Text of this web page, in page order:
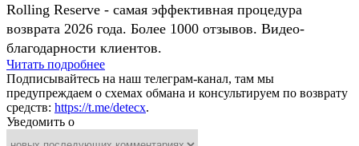
Rolling Reserve - самая эффективная процедура
возврата 2026 года. Более 1000 отзывов. Видео-
благодарности клиентов.
Читать подробнее
Подписывайтесь на наш телеграм-канал, там мы
предупреждаем о схемах обмана и консультируем по возврату
средств: https://t.me/detecx.
Уведомить о